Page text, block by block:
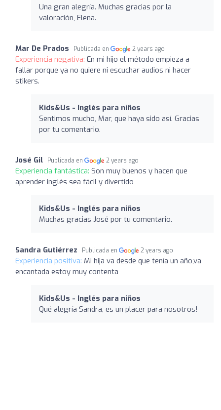
Una gran alegría. Muchas gracias por la
valoración, Elena.
Mar De Prados Publicada en 2 years ago
Experiencia negativa: En mi hijo el método empieza a
fallar porque ya no quiere ni escuchar audios ni hacer
stikers.
Kids&Us - Inglés para niños
Sentimos mucho, Mar, que haya sido así. Gracias
por tu comentario.
José Gil Publicada en 2 years ago
Experiencia fantástica: Son muy buenos y hacen que
aprender inglés sea fácil y divertido
Kids&Us - Inglés para niños
Muchas gracias José por tu comentario.
Sandra Gutiérrez Publicada en 2 years ago
Experiencia positiva: Mi hija va desde que tenía un año,va
encantada estoy muy contenta
Kids&Us - Inglés para niños
Qué alegría Sandra, es un placer para nosotros!